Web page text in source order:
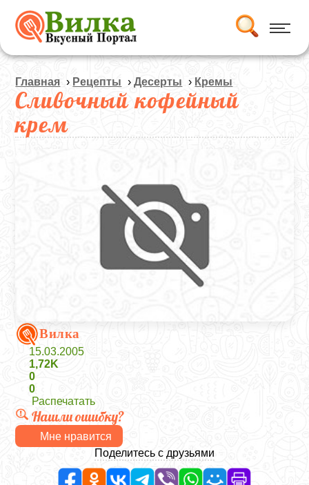
Главная › Рецепты ›Десерты › Кремы
Сливочный кофейный
крем
Вилка
15.03.2005
1,72K
0
0
Распечатать
Нашли ошибку?
Мне нравится
Поделитесь с друзьями